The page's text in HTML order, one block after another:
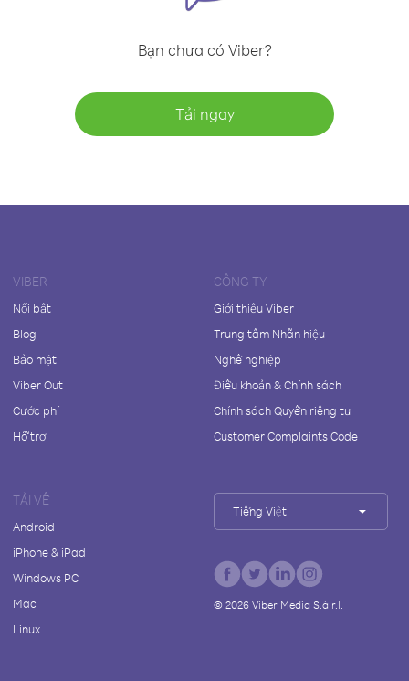
Bạn chưa có Viber?
Tải ngay
VIBER
Nổi bật
Blog
Bảo mật
Viber Out
Cước phí
Hỗ trợ
CÔNG TY
Giới thiệu Viber
Trung tâm Nhãn hiệu
Nghề nghiệp
Điều khoản & Chính sách
Chính sách Quyền riêng tư
Customer Complaints Code
TẢI VỀ
Android
iPhone & iPad
Windows PC
Mac
Linux
Tiếng Việt
© 2026Viber Media S.à r.l.